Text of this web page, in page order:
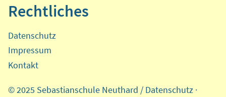
Rechtliches
Datenschutz
Impressum
Kontakt
© 2025 Sebastianschule Neuthard / Datenschutz ·